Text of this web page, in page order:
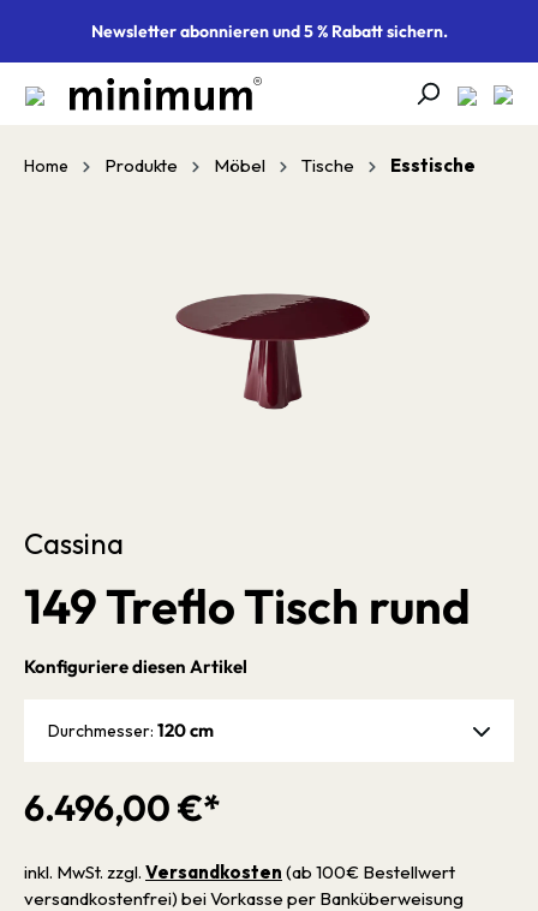
springenNewsletter abonnieren und 5 % Rabatt sichern.
Home Produkte Möbel Tische Esstische
Cassina
149 Treflo Tisch rund
6.496,00 €*
inkl. MwSt. zzgl. Versandkosten (ab 100€ Bestellwert
versandkostenfrei) bei Vorkasse per Banküberweisung
Konfiguriere diesen Artikel
Durchmesser: 120 cm